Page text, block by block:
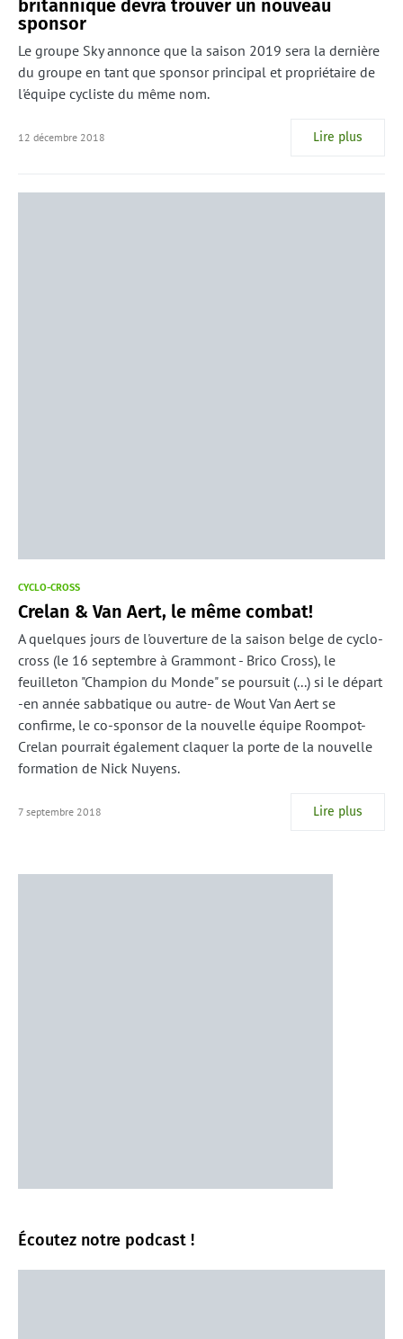
britannique devra trouver un nouveau
sponsor
Le groupe Sky annonce que la saison 2019 sera la dernière
du groupe en tant que sponsor principal et propriétaire de
l'équipe cycliste du même nom.
12 décembre 2018 Lire plus
CYCLO-CROSS
Crelan & Van Aert, le même combat!
A quelques jours de l'ouverture de la saison belge de cyclo-
cross (le 16 septembre à Grammont - Brico Cross), le
feuilleton "Champion du Monde" se poursuit (...) si le départ
-en année sabbatique ou autre- de Wout Van Aert se
confirme, le co-sponsor de la nouvelle équipe Roompot-
Crelan pourrait également claquer la porte de la nouvelle
formation de Nick Nuyens.
7 septembre 2018 Lire plus
Écoutez notre podcast !